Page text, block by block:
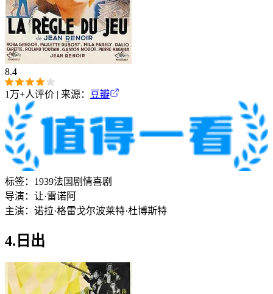
8.4
1万+人评价 | 来源： 豆瓣
标签： 1939法国 剧情喜剧
导演： 让·雷诺阿
主演： 诺拉·格雷戈尔波莱特·杜博斯特
4.日出